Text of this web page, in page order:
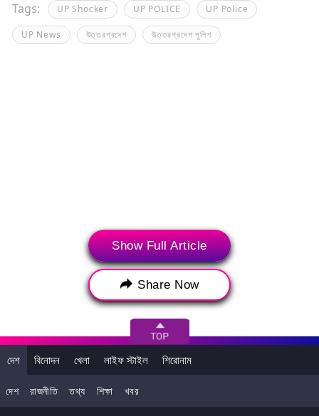
Tags: UP Shocker UP POLICE UP Police
UP News উত্তরপ্রদেশ উত্তরপ্রদেশ পুলিশ
সর্বশেষ সংবাদ ট্রেন্ডিং নিউজ
Taniya Chatterjee Bathtub Video: ইন্টারনেটে তানিয়া চ্যাটার্জির নতুন ভিডিও
Suhagraat in Train Viral Video: ফার্স্ট এসি কামরাকে এক নিমেষে বানিয়ে
ফেললেন 'হানিমুন সুইট', ভাইরাল ভিডিও ঘিরে নেটপাড়ায় তুমুল বিতর্ক
Show Full Article
Share Now
দেশ বিনোদন খেলা লাইফ স্টাইল শিরোনাম
দেশ রাজনীতি তথ্য শিক্ষা খবর